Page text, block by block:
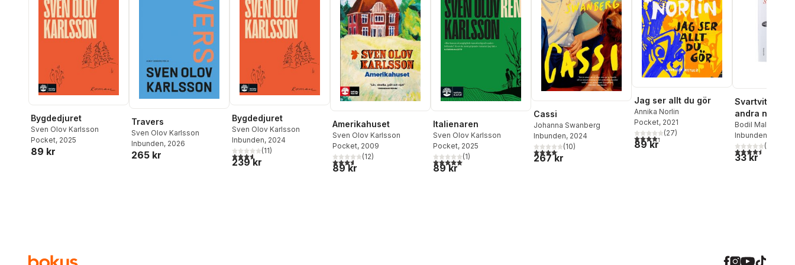
Bygdedjuret
Sven Olov Karlsson
Pocket, 2025
89 kr
Travers
Sven Olov Karlsson
Inbunden, 2026
265 kr
Bygdedjuret
Sven Olov Karlsson
Inbunden, 2024
3,6utav 5 stjärnor. Totalt antal röster:
(11)
239 kr
Amerikahuset
Sven Olov Karlsson
Pocket, 2009
3,6utav 5 stjärnor. Totalt antal röster:
(12)
89 kr
Italienaren
Sven Olov Karlsson
Pocket, 2025
5,0utav 5 stjärnor. Totalt antal röster:
(1)
89 kr
Cassi
Johanna Swanberg
Inbunden, 2024
4,1utav 5 stjärnor. Totalt antal röster:
(10)
267 kr
Jag ser allt du gör
Annika Norlin
Pocket, 2021
4,3utav 5 stjärnor. Totalt antal röster:
(27)
89 kr
Svartvita
andra
Bodil Malmsten
Inbunden
4,5utav 5(
33 kr